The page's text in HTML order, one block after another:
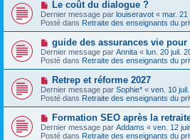
a
u
m
e
s
s
a
g
e
N
o
u
v
a
u
m
e
s
a
g
e
Le coût du dialogue ?
Dernier message par louiseravot « mar. 21
Posté dans Retraite des enseignants du
N
o
u
v
e
a
u
m
e
s
a
guide des assurances vie pour
Dernier message par Annita « lun. 20 juil.
Posté dans Retraite des enseignants du
N
o
u
v
e
a
u
m
Retrep et réforme 2027
Dernier message par Sophie* « ven. 10
Posté dans Retraite des enseignants du
N
o
u
Formation SEO après la
Dernier message par Addams « ven. 12
Posté dans Retraite des enseignants du